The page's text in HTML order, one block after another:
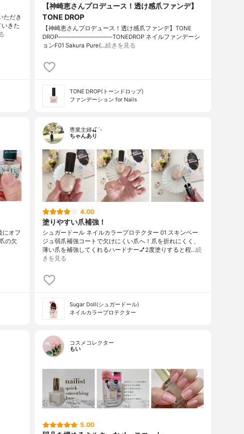
ただき
きた
【神崎恵さんプロデュース！透け感爪ファンデ】
TONE DROP
【神崎恵さんプロデュース！透け感爪ファンデ】TONE
DROP────────────TONEDROP ネイルファンデーシ
ョンF01 Sakura Pure(…続きを見る
TONE DROP(トーンドロップ)
ファンデーション for Nails
にオフ
の欠
専業主婦🍒´-
ちゃんあり
4.00
塗りやすい爪補強！
シュガードール ネイルカラープロテクター 01 スキンベー
ジュ弱爪補強コートで欠けにくい爪へ！爪を折れにくく、
薄い爪を補強してくれるハードナー💅2度塗りすると程…続
きを見る
Sugar Doll(シュガードール)
ネイルカラープロテクター
コスメコレクター
もい
5.00